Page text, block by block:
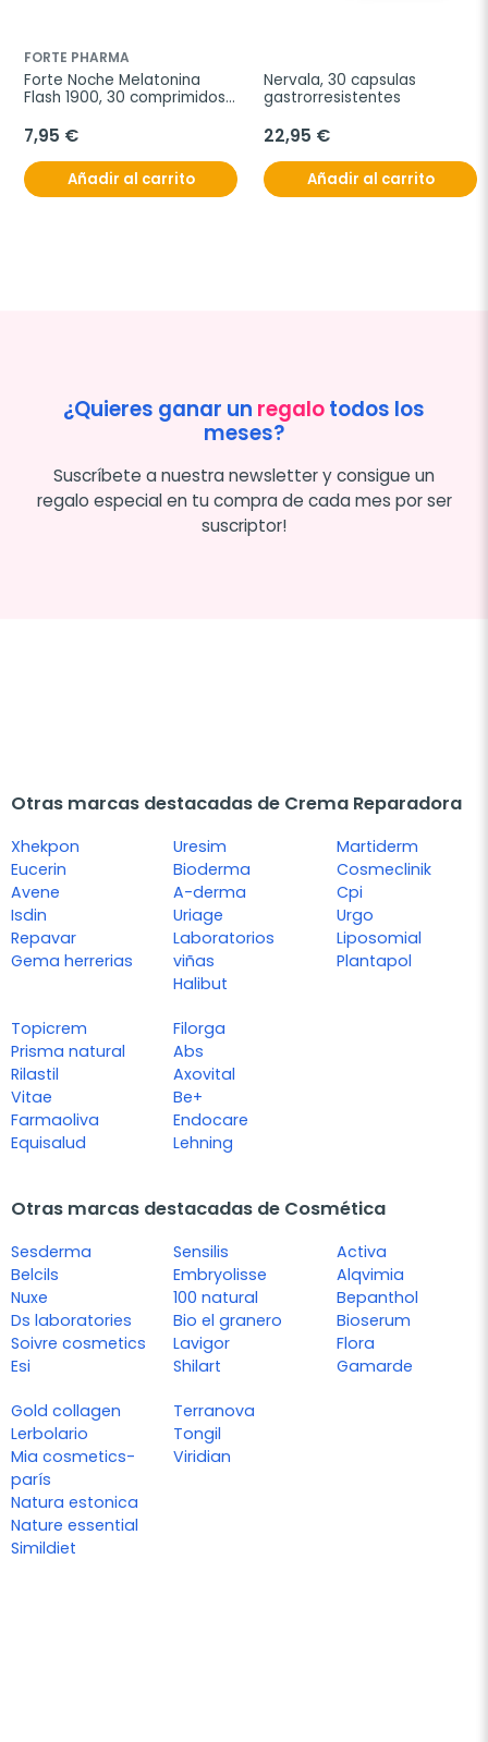
FORTE PHARMA
Forte Noche Melatonina
Flash 1900, 30 comprimidos
7,95 €
Añadir al carrito
Nervala, 30 capsulas
gastrorresistentes
22,95 €
Añadir al carrito
¿Quieres ganar un regalotodos los
meses?
Suscríbete a nuestra newsletter y consigue un
regalo especial en tu compra de cada mes por ser
suscriptor!
Otras marcas destacadas de Crema Reparadora
Xhekpon
Eucerin
Avene
Isdin
Repavar
Gema herrerias
Uresim
Bioderma
A-derma
Uriage
Laboratorios
viñas
Halibut
Martiderm
Cosmeclinik
Cpi
Urgo
Liposomial
Plantapol
Topicrem
Prisma natural
Rilastil
Vitae
Farmaoliva
Equisalud
Filorga
Abs
Axovital
Be+
Endocare
Lehning
Otras marcas destacadas de Cosmética
Sesderma
Belcils
Nuxe
Ds laboratories
Soivre cosmetics
Esi
Sensilis
Embryolisse
100 natural
Bio el granero
Lavigor
Shilart
Activa
Alqvimia
Bepanthol
Bioserum
Flora
Gamarde
Gold collagen
Lerbolario
Mia cosmetics-
parís
Natura estonica
Nature essential
Simildiet
Terranova
Tongil
Viridian